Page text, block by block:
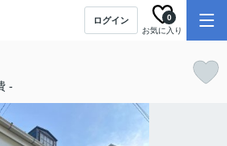
ログイン
お気に入り
0
-